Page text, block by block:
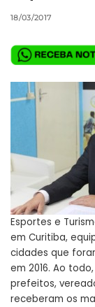
18/03/2017
Esportes e
em Curitiba,
cidades que
em 2016. Ao
prefeitos,
receberam os